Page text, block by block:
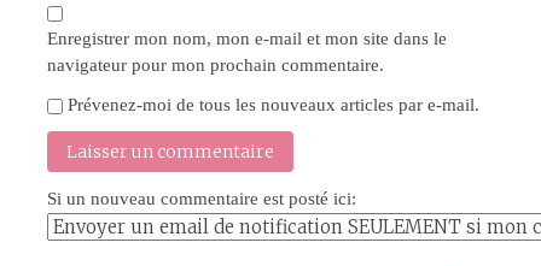
Enregistrer mon nom, mon e-mail et mon site dans le
navigateur pour mon prochain commentaire.
Prévenez-moi de tous les nouveaux articles par e-mail.
Si un nouveau commentaire est posté ici: